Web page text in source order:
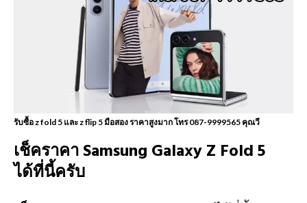
รับซื้อ z fold 5 และ z flip 5 มือสอง ราคาสูงมาก โทร 087-9999565 คุณวี
เช็คราคา Samsung​ Galaxy Z Fold 5
ได้ที่นี้ครับ